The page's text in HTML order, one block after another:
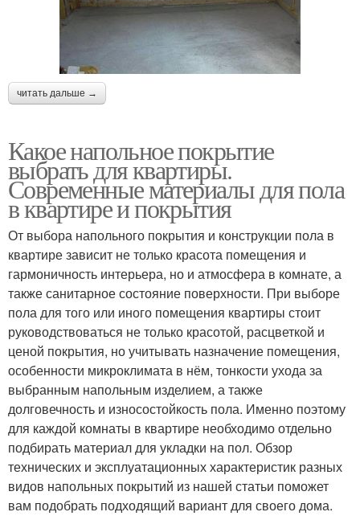
читать дальше →
Какое напольное покрытие
выбрать для квартиры.
Современные материалы для пола
в квартире и покрытия
От выбора напольного покрытия и конструкции пола в
квартире зависит не только красота помещения и
гармоничность интерьера, но и атмосфера в комнате, а
также санитарное состояние поверхности. При выборе
пола для того или иного помещения квартиры стоит
руководствоваться не только красотой, расцветкой и
ценой покрытия, но учитывать назначение помещения,
особенности микроклимата в нём, тонкости ухода за
выбранным напольным изделием, а также
долговечность и износостойкость пола. Именно поэтому
для каждой комнаты в квартире необходимо отдельно
подбирать материал для укладки на пол. Обзор
технических и эксплуатационных характеристик разных
видов напольных покрытий из нашей статьи поможет
вам подобрать подходящий вариант для своего дома.